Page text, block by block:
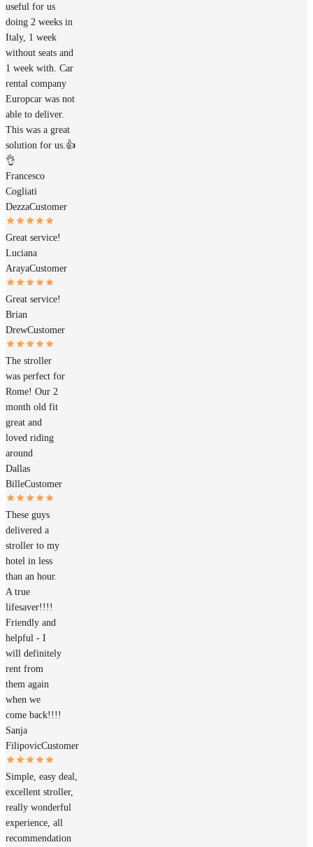
useful for us
doing 2 weeks in
Italy, 1 week
without seats and
1 week with. Car
rental company
Europcar was not
able to deliver.
This was a great
solution for us.👍
👌
Francesco
Cogliati
DezzaCustomer
Great service!
Luciana
ArayaCustomer
Great service!
Brian
DrewCustomer
The stroller
was perfect for
Rome! Our 2
month old fit
great and
loved riding
around
Dallas
BilleCustomer
These guys
delivered a
stroller to my
hotel in less
than an hour.
A true
lifesaver!!!!
Friendly and
helpful - I
will definitely
rent from
them again
when we
come back!!!!
Sanja
FilipovicCustomer
Simple, easy deal,
excellent stroller,
really wonderful
experience, all
recommendation